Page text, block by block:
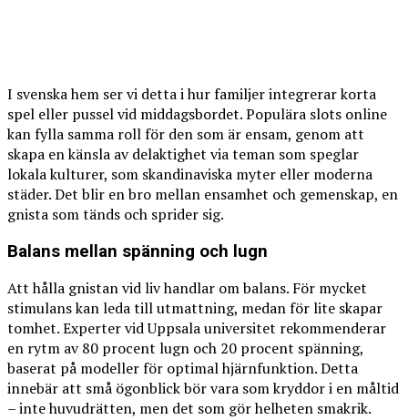
I svenska hem ser vi detta i hur familjer integrerar korta
spel eller pussel vid middagsbordet. Populära slots online
kan fylla samma roll för den som är ensam, genom att
skapa en känsla av delaktighet via teman som speglar
lokala kulturer, som skandinaviska myter eller moderna
städer. Det blir en bro mellan ensamhet och gemenskap, en
gnista som tänds och sprider sig.
Balans mellan spänning och lugn
Att hålla gnistan vid liv handlar om balans. För mycket
stimulans kan leda till utmattning, medan för lite skapar
tomhet. Experter vid Uppsala universitet rekommenderar
en rytm av 80 procent lugn och 20 procent spänning,
baserat på modeller för optimal hjärnfunktion. Detta
innebär att små ögonblick bör vara som kryddor i en måltid
– inte huvudrätten, men det som gör helheten smakrik.